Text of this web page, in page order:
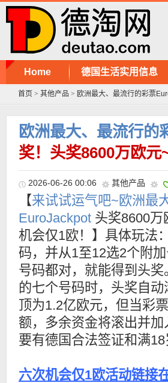
Home 德国生活实用信息
首页 > 其他产品 > 欧洲最大、最流行的彩票
欧洲最大、最流行
奖！头奖8600万欧
2026-06-26 00:06 其他产品
【来试试运气吧~欧洲最
EuroJackpot 头奖8600
机会仅1欧！】具体玩法
码，并从1至12选2个附
号码都对，就能得到头
的七个号码时，头奖自
顶为1.2亿欧元，但当彩
额，多余资金将滚出并
要有德国合法签证和满18
六次机会仅1欧活动链接